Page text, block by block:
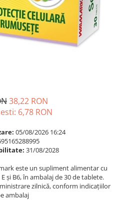
38,22 RON
6,78 RON
05/08/2026 16:24
31/08/2028
este un supliment alimentar cu
și B6, în ambalaj de 30 de tablete.
zilnică, conform indicațiilor
ambalaj